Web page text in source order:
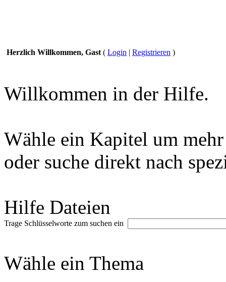
Herzlich Willkommen, Gast ( Login | Registrieren )
Willkommen in der Hilfe.
Wähle ein Kapitel um
oder suche direkt nach
Hilfe Dateien
Trage Schlüsselworte zum suchen ein
Wähle ein Thema